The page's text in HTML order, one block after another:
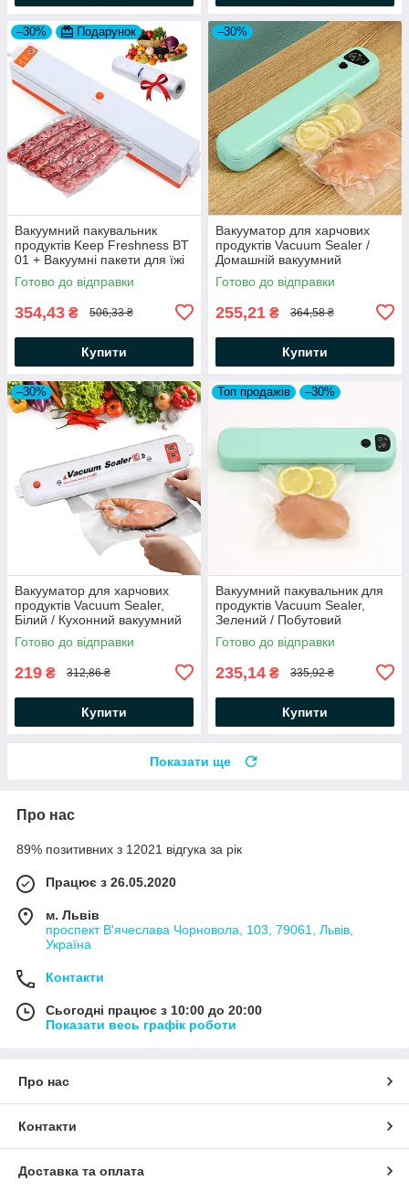
–30% Подарунок
Вакуумний пакувальник
продуктів Keep Freshness BT
01 + Вакуумні пакети для їжі
5 м х 20 см
Готово до відправки
354,43 ₴ 506,33 ₴
Купити
–30%
Вакууматор для харчових
продуктів Vacuum Sealer /
Домашній вакуумний
пакувальник / Кухонний
вакууматор
Готово до відправки
255,21 ₴ 364,58 ₴
Купити
–30%
Вакууматор для харчових
продуктів Vacuum Sealer,
Білий / Кухонний вакуумний
пакувальник їжі
Готово до відправки
219 ₴ 312,86 ₴
Купити
Топ продажів –30%
Вакуумний пакувальник для
продуктів Vacuum Sealer,
Зелений / Побутовий
вакууматор для їжі
Готово до відправки
235,14 ₴ 335,92 ₴
Купити
Показати ще
Про нас
89% позитивних з 12021 відгука за рік
Працює з 26.05.2020
м. Львів
проспект В'ячеслава Чорновола, 103, 79061, Львів,
Україна
Контакти
Сьогодні працює з 10:00 до 20:00
Показати весь графік роботи
Про нас
Контакти
Доставка та оплата